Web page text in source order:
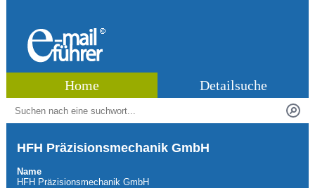
Home Detailsuche
HFH Präzisionsmechanik GmbH
Name
HFH Präzisionsmechanik GmbH